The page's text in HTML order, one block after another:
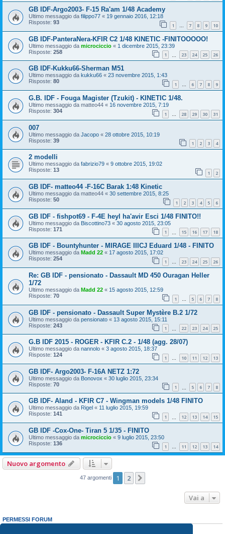
GB IDF-Argo2003- F-15 Ra'am 1/48 Academy
Ultimo messaggio da filippo77 « 19 gennaio 2016, 12:18
Risposte: 93 1 … 7 8 9 10
GB IDF-PanteraNera-KFIR C2 1/48 KINETIC -FINITOOOOO!
Ultimo messaggio da microciccio « 1 dicembre 2015, 23:39
Risposte: 258 1 23 24 25 26
GB IDF-Kukku66-Sherman M51
Ultimo messaggio da kukku66 « 23 novembre 2015, 1:43
Risposte: 80 1 … 6 7 8 9
G.B. IDF - Fouga Magister (Tzukit) - KINETIC 1/48.
Ultimo messaggio da matteo44 « 16 novembre 2015, 7:19
Risposte: 304 1 … 28 29 30 31
007
Ultimo messaggio da Jacopo « 28 ottobre 2015, 10:19
Risposte: 39 1 2 3 4
2 modelli
Ultimo messaggio da fabrizio79 « 9 ottobre 2015, 19:02
Risposte: 13 1 2
GB IDF- matteo44 -F-16C Barak 1:48 Kinetic
Ultimo messaggio da matteo44 « 30 settembre 2015, 8:25
Risposte: 50 1 2 3 4 5 6
GB IDF - fishpot69 - F-4E heyl ha'avir Esci 1/48 FINITO!!
Ultimo messaggio da Biscottino73 « 30 agosto 2015, 23:05
Risposte: 171 1 15 16 17 18
GB IDF - Bountyhunter - MIRAGE IIICJ Eduard 1/48 - FINITO
Ultimo messaggio da Madd 22 « 17 agosto 2015, 17:02
Risposte: 254 1 … 23 24 25 26
Re: GB IDF - pensionato - Dassault MD 450 Ouragan Heller
1/72
Ultimo messaggio da Madd 22 « 15 agosto 2015, 12:59
Risposte: 70 1 5 6 7 8
GB IDF - pensionato - Dassault Super Mystère B.2 1/72
Ultimo messaggio da pensionato « 13 agosto 2015, 15:11
Risposte: 243 1 22 23 24 25
G.B IDF 2015 - ROGER - KFIR C.2 - 1/48 (agg. 28/07)
Ultimo messaggio da nannolo « 3 agosto 2015, 18:37
Risposte: 124 1 … 10 11 12 13
GB IDF- Argo2003- F-16A NETZ 1:72
Ultimo messaggio da Bonovox « 30 luglio 2015, 23:34
Risposte: 70 1 5 6 7 8
GB IDF- Aland - KFIR C7 - Wingman models 1/48 FINITO
Ultimo messaggio da Rigel « 11 luglio 2015, 19:59
Risposte: 141 1 12 13 14 15
GB IDF -Cox-One- Tiran 5 1/35 - FINITO
Ultimo messaggio da microciccio « 9 luglio 2015, 23:50
Risposte: 136 1 … 11 12 13 14
Nuovo argomento
47 argomenti 1 2
Vai a
PERMESSI FORUM